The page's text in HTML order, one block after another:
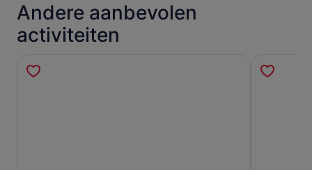
Andere aanbevolen
activiteiten